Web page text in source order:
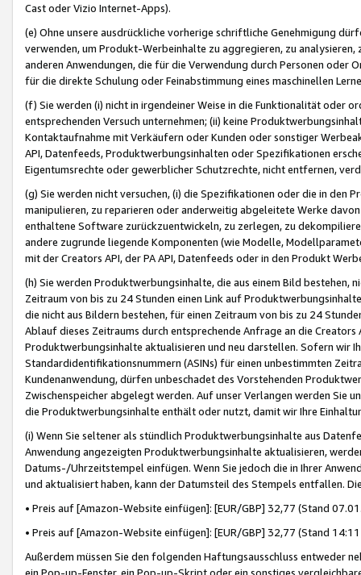
Cast oder Vizio Internet-Apps).
(e) Ohne unsere ausdrückliche vorherige schriftliche Genehmigung
verwenden, um Produkt-Werbeinhalte zu aggregieren, zu
anderen Anwendungen, die für die Verwendung durch Personen
für die direkte Schulung oder Feinabstimmung eines maschinellen
(f) Sie werden (i) nicht in irgendeiner Weise in die Funktionalität oder
entsprechenden Versuch unternehmen; (ii) keine
Kontaktaufnahme mit Verkäufern oder Kunden oder sonstiger
API, Datenfeeds, Produktwerbungsinhalten oder Spezifikationen
Eigentumsrechte oder gewerblicher Schutzrechte, nicht entfernen,
(g) Sie werden nicht versuchen, (i) die Spezifikationen oder die in
manipulieren, zu reparieren oder anderweitig abgeleitete Werke
enthaltene Software zurückzuentwickeln, zu zerlegen, zu
andere zugrunde liegende Komponenten (wie Modelle,
mit der Creators API, der PA API, Datenfeeds oder in den Produkt
(h) Sie werden Produktwerbungsinhalte, die aus einem Bild bestehen,
Zeitraum von bis zu 24 Stunden einen Link auf
die nicht aus Bildern bestehen, für einen Zeitraum von bis zu 24
Ablauf dieses Zeitraums durch entsprechende Anfrage an die
Produktwerbungsinhalte aktualisieren und neu darstellen. Sofern wir
Standardidentifikationsnummern (ASINs) für einen unbestimmten
Kundenanwendung, dürfen unbeschadet des Vorstehenden
Zwischenspeicher abgelegt werden. Auf unser Verlangen werden Sie
die Produktwerbungsinhalte enthält oder nutzt, damit wir Ihre
(i) Wenn Sie seltener als stündlich Produktwerbungsinhalte aus
Anwendung angezeigten Produktwerbungsinhalte aktualisieren,
Datums-/Uhrzeitstempel einfügen. Wenn Sie jedoch die in Ihrer
und aktualisiert haben, kann der Datumsteil des Stempels entfallen.
• Preis auf [Amazon-Website einfügen]: [EUR/GBP] 32,77 (Stand
• Preis auf [Amazon-Website einfügen]: [EUR/GBP] 32,77 (Stand
Außerdem müssen Sie den folgenden Haftungsausschluss entweder
ein Pop-up-Fenster, ein Pop-up-Skript oder ein sonstiges